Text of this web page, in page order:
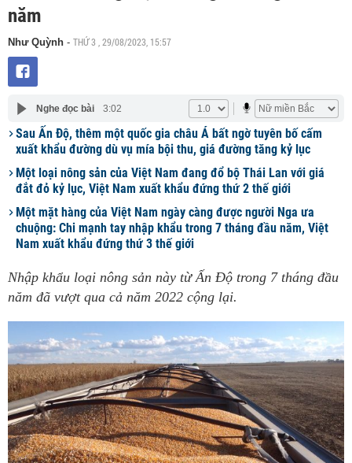
năm
Như Quỳnh - THỨ 3 , 29/08/2023, 15:57
Nghe đọc bài 3:02
Sau Ấn Độ, thêm một quốc gia châu Á bất ngờ tuyên bố cấm
xuất khẩu đường dù vụ mía bội thu, giá đường tăng kỷ lục
Một loại nông sản của Việt Nam đang đổ bộ Thái Lan với giá
đắt đỏ kỷ lục, Việt Nam xuất khẩu đứng thứ 2 thế giới
Một mặt hàng của Việt Nam ngày càng được người Nga ưa
chuộng: Chi mạnh tay nhập khẩu trong 7 tháng đầu năm, Việt
Nam xuất khẩu đứng thứ 3 thế giới
Nhập khẩu loại nông sản này từ Ấn Độ trong 7 tháng đầu
năm đã vượt qua cả năm 2022 cộng lại.